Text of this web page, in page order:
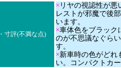
・寸評(不満な点)
× リヤの視認性が
レストが邪魔で後
います。
×車体色をブラック
のが不思議なぐら
す。
×新車時の色がどれ
い。コンパクトカ